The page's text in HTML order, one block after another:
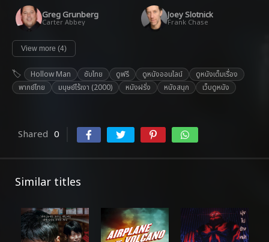
Greg Grunberg
Carter Abbey
Joey Slotnick
Frank Chase
View more (4)
Hollow Man ซับไทย ดูฟรี ดูหนังออนไลน์
ดูหนังเต็มเรื่อง
พากย์ไทย
มนุษย์ไร้เงา (2000) หนังฝรั่ง หนังสนุก เว็บดูหนัง
Shared 0
Similar titles